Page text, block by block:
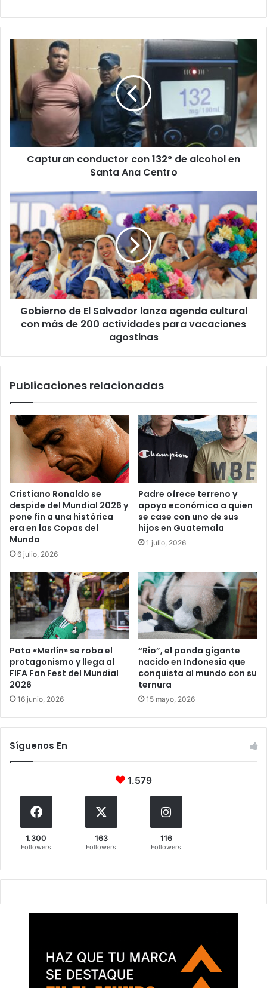
Capturan
conductor
con
132°
de
alcohol
en
Ana
CentroCapturan conductor con 132° de alcohol en
Santa Ana Centro
Gobierno
El
Salvador
lanza
agenda
cultural
con
más
200
vacaciones
Gobierno de El Salvador lanza agenda cultural
con más de 200 actividades para vacaciones
agostinas
Publicaciones relacionadas
Cristiano Ronaldo se
despide del Mundial 2026 y
pone fin a una histórica
era en las Copas del
Mundo
6 julio, 2026
Padre ofrece terreno y
apoyo económico a quien
se case con uno de sus
hijos en Guatemala
1 julio, 2026
Pato «Merlín» se roba el
protagonismo y llega al
FIFA Fan Fest del Mundial
2026
16 junio, 2026
“Rio”, el panda gigante
nacido en Indonesia que
conquista al mundo con su
ternura
15 mayo, 2026
Síguenos En
1.579
1.300
Followers
163
Followers
116
Followers